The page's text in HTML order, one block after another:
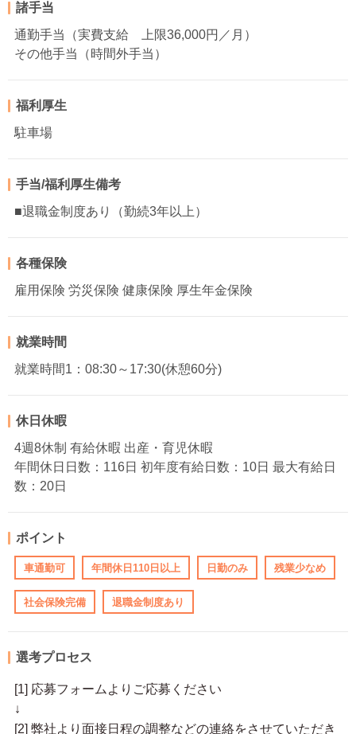
諸手当
通勤手当（実費支給 上限36,000円／月）
その他手当（時間外手当）
福利厚生
駐車場
手当/福利厚生備考
■退職金制度あり（勤続3年以上）
各種保険
雇用保険 労災保険 健康保険 厚生年金保険
就業時間
就業時間1：08:30～17:30(休憩60分)
休日休暇
4週8休制 有給休暇 出産・育児休暇
年間休日日数：116日 初年度有給日数：10日 最大有給日
数：20日
ポイント
車通勤可 年間休日110日以上 日勤のみ 残業少なめ
社会保険完備 退職金制度あり
選考プロセス
[1] 応募フォームよりご応募ください
↓
[2] 弊社より面接日程の調整などの連絡をさせていただき